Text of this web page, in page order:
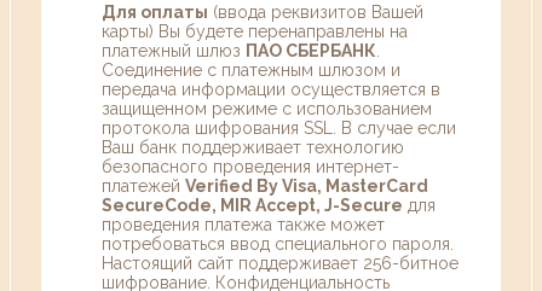
Для оплаты (ввода реквизитов Вашей
карты) Вы будете перенаправлены на
платежный шлюз ПАО СБЕРБАНК
Соединение с платежным шлюзом и
передача информации осуществляется в
защищенном режиме с использованием
протокола шифрования SSL. В случае если
Ваш банк поддерживает технологию
безопасного проведения интернет-
платежей Verified By Visa, MasterCard
SecureCode, MIR Accept, J-Secure для
проведения платежа также может
потребоваться ввод специального пароля.
Настоящий сайт поддерживает 256-битное
шифрование. Конфиденциальность